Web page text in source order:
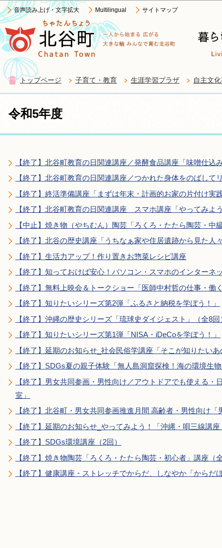
音声読み上げ・文字拡大 Multilingual サイトマップ
トップページ 子育て・教育 生涯学習プラザ 自主文
令和5年度
【終了】北谷町教育の日関連講座／発酵食品講座「味噌仕込
【終了】北谷町教育の日関連講座／つかれた身体をのばし
【終了】終活準備講座「まずは年末・計画的お家の片付け実
【終了】北谷町教育の日関連講座 スマホ講座「やってみよ
【中止】焼き物（やちむん）陶芸「ろくろ・たたら陶芸・中
【終了】北谷の歴史講座「うちなぁ家や住居遺跡から見た人
【終了】生活力アップ！作り置きお惣菜レシピ講座
【終了】知っておけば安心！パソコン・スマホのインターネ
【終了】無料上映会＆トークショー「医師中村哲の仕事・働
【終了】知りたいシリーズ第2弾「ふるさと納税を学ぼう！」
【終了】沖縄の歴史シリーズ「琉球史ダイジェスト」（全8回
【終了】知りたいシリーズ第1弾「NISA・iDeCoを学ぼう！」
【終了】延期のお知らせ_社会民俗学講座「そこが知りたい
【終了】SDGs夏の親子体験「無人島洞窟探検！海の環境生
【終了】男女共同参画・男性向け／アウトドアでも使える
室」
【終了】北谷町・男女共同参画推進月間 高齢者・男性向け
【終了】延期のお知らせ_やってみよう！「沖縄・唄三線講
【終了】SDGs環境講座（2回）
【終了】焼き物陶芸「ろくろ・たたら陶芸・初心者」講座（
【終了】健康講座・ストレッチでからだ、しなやか「からだ